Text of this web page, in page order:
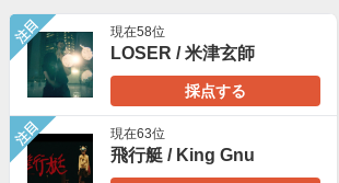
注目 現在58位
LOSER / 米津玄師
採点する
注目 現在63位
飛行艇 / King Gnu